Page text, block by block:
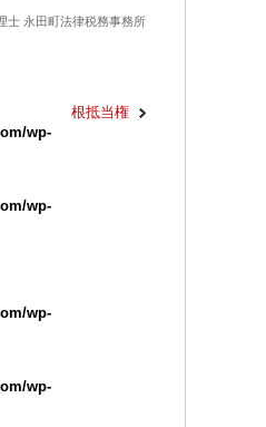
士 永田町法律税務事務所
wp-
wp-
wp-
wp-
根抵当権